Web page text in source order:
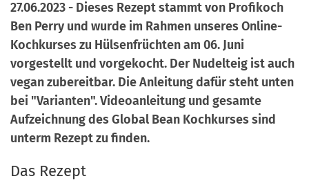
s
c
h
l
a
n
d
u
t
z
e
r
-
A
e
r
27.06.2023 - Dieses Rezept stammt von Profikoch
Ben Perry und wurde im Rahmen unseres Online-
Kochkurses zu Hülsenfrüchten am 06. Juni
vorgestellt und vorgekocht. Der Nudelteig ist auch
vegan zubereitbar. Die Anleitung dafür steht unten
bei "Varianten". Videoanleitung und gesamte
Aufzeichnung des Global Bean Kochkurses sind
unterm Rezept zu finden.
Das Rezept